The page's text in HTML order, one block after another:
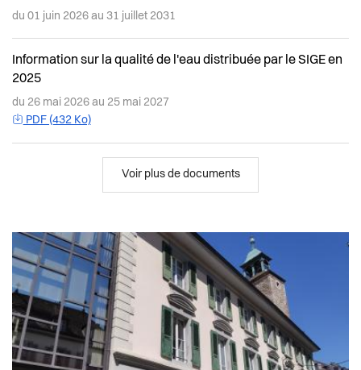
du 01 juin 2026 au 31 juillet 2031
Information sur la qualité de l'eau distribuée par le SIGE en
2025
du 26 mai 2026 au 25 mai 2027
PDF (432 Ko)
Voir plus de documents
Naviguez dans ...